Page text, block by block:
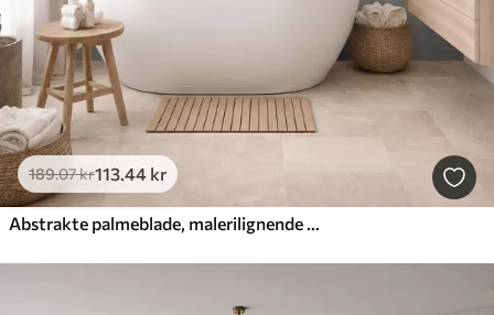
189.07kr113.44 kr
Abstrakte palmeblade, malerilignende motiv